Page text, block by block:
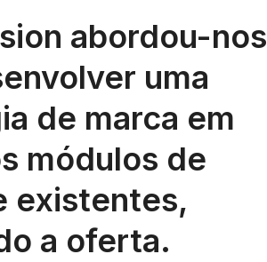
abordou-nos
uma
de marca em
módulos de
existentes,
a oferta.